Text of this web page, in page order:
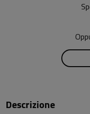
Descrizione